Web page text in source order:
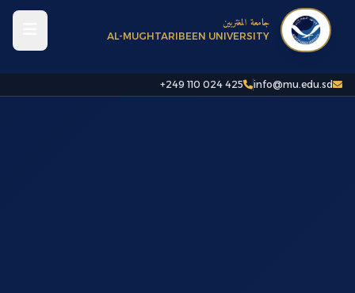
info@mu.edu.sd
+249 110 024 425
جامعة المغتربين
AL-MUGHTARIBEEN UNIVERSITY